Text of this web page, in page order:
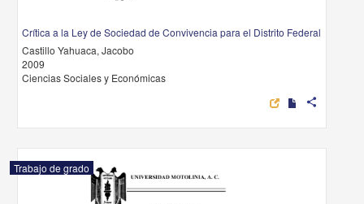
Crítica a la Ley de Sociedad de Convivencia para el Distrito Federal
Castillo Yahuaca, Jacobo
2009
Ciencias Sociales y Económicas
share
Trabajo de grado